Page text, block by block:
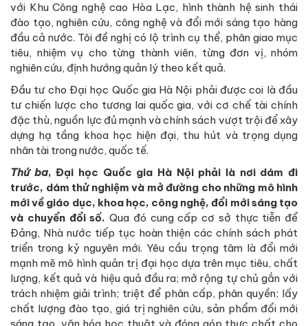
với Khu Công nghệ cao Hòa Lạc, hình thành hệ sinh thái
đào tạo, nghiên cứu, công nghệ và đổi mới sáng tạo hàng
đầu cả nước. Tôi đề nghị có lộ trình cụ thể, phân giao mục
tiêu, nhiệm vụ cho từng thành viên, từng đơn vị, nhóm
nghiên cứu, định hướng quản lý theo kết quả.
Đầu tư cho Đại học Quốc gia Hà Nội phải được coi là đầu
tư chiến lược cho tương lai quốc gia, với cơ chế tài chính
đặc thù, nguồn lực đủ mạnh và chính sách vượt trội để xây
dựng hạ tầng khoa học hiện đại, thu hút và trọng dụng
nhân tài trong nước, quốc tế.
Thứ ba, Đại học Quốc gia Hà Nội phải là nơi dám đi
trước, dám thử nghiệm và mở đường cho những mô hình
mới về giáo dục, khoa học, công nghệ, đổi mới sáng tạo
và chuyển đổi số. Qua đó cung cấp cơ sở thực tiễn để
Đảng, Nhà nước tiếp tục hoàn thiện các chính sách phát
triển trong kỷ nguyên mới. Yêu cầu trọng tâm là đổi mới
mạnh mẽ mô hình quản trị đại học dựa trên mục tiêu, chất
lượng, kết quả và hiệu quả đầu ra; mở rộng tự chủ gắn với
trách nhiệm giải trình; triệt để phân cấp, phân quyền; lấy
chất lượng đào tạo, giá trị nghiên cứu, sản phẩm đổi mới